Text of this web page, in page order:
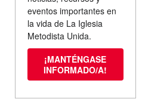
eventos importantes en
la vida de La Iglesia
Metodista Unida.
¡MANTÉNGASE
INFORMADO/A!